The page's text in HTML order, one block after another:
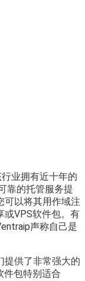
业拥有近十年的
靠的托管服务提
可以将其用作域注
或VPS软件包。有
声称自己是
提供了非常强大的
件包特别适合